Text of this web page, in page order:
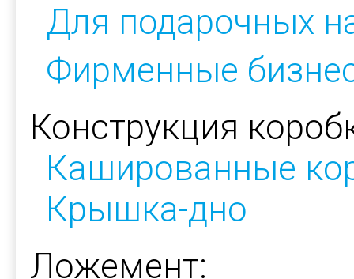
Для подарочных
Фирменные
Конструкция
Кашированные
Крышка-дно
Ложемент: